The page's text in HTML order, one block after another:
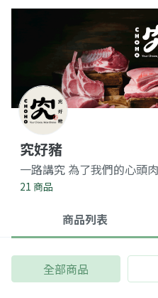
究好豬
一路講究 為了我們的心頭肉
21 商品
商品列表
全部商品